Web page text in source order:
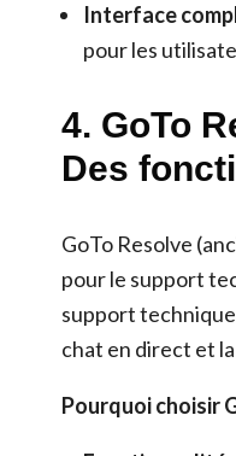
Interface
pour les
4. GoTo
Des
GoTo Resolve
pour le support
support technique
chat en direct et
Pourquoi choisir